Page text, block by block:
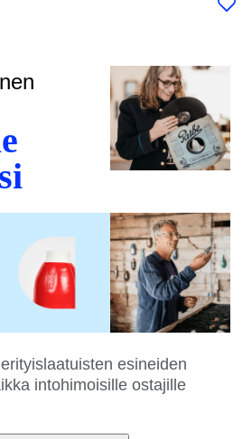
esineiden
intohimoisille ostajille